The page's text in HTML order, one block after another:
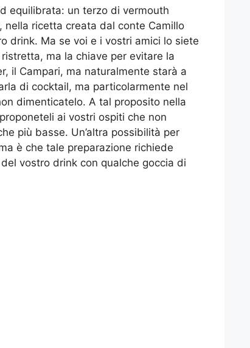
equilibrata: un terzo di vermouth
ricetta creata dal conte Camillo
drink. Ma se voi e i vostri amici lo siete
ma la chiave per evitare la
il Campari, ma naturalmente starà a
di cocktail, ma particolarmente nel
dimenticatelo. A tal proposito nella
ai vostri ospiti che non
più basse. Un’altra possibilità per
è che tale preparazione richiede
vostro drink con qualche goccia di